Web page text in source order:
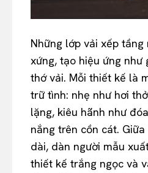
Những lớp vải xếp
xứng, tạo hiệu ứng
thớ vải. Mỗi thiết kế là
trữ tình: nhẹ như hơi
lặng, kiêu hãnh như
nắng trên cồn cát.
dài, dàn người mẫu
thiết kế trắng ngọc và